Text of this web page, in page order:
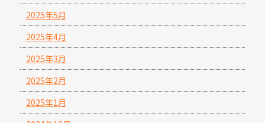
2025年5月
2025年4月
2025年3月
2025年2月
2025年1月